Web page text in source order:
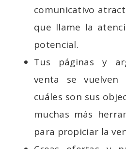
comunicativo
que llame la
potencial.
Tus páginas y
venta se vuelven
cuáles son sus
muchas más
para propiciar la